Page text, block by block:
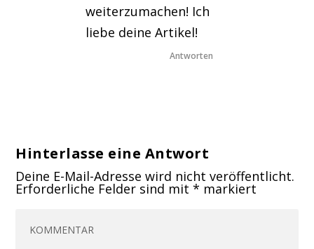
weiterzumachen! Ich
liebe deine Artikel!
Antworten
Hinterlasse eine Antwort
Deine E-Mail-Adresse wird nicht veröffentlicht.
Erforderliche Felder sind mit* markiert